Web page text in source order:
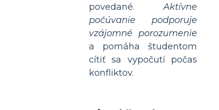
povedané.Aktívne
počúvanie podporuje
vzájomné porozumenie
a pomáha študentom
cítiť sa vypočutí počas
konfliktov.